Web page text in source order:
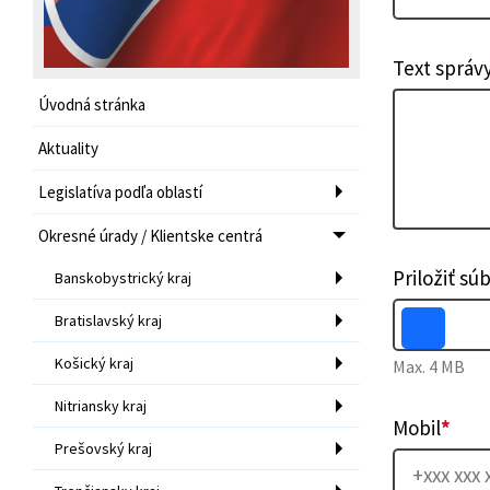
Úvodná stránka
Aktuality
Legislatíva podľa oblastí
Okresné úrady / Klientske centrá
Banskobystrický kraj
Bratislavský kraj
Košický kraj
Nitriansky kraj
Prešovský kraj
Text
Priložiť
Max. 4 MB
Mobil*